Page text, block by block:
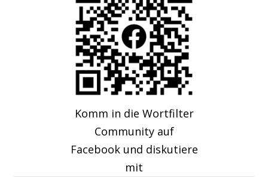
Komm in die Wortfilter
Community auf
Facebook und diskutiere
mit